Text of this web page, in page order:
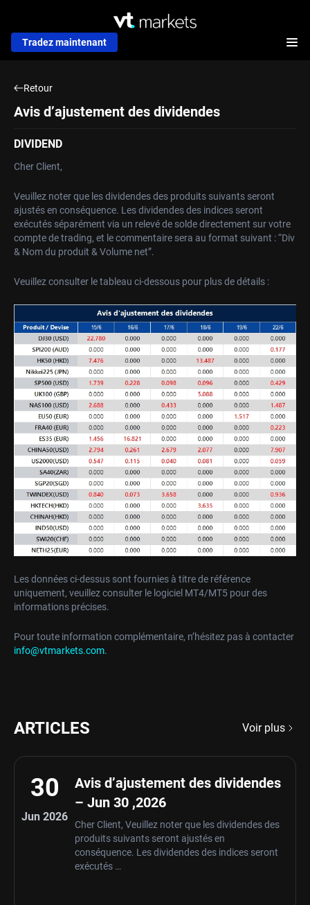
Tradez maintenant
Retour
Avis d’ajustement des dividendes
DIVIDEND
Cher Client,
Veuillez noter que les dividendes des produits suivants seront
ajustés en conséquence. Les dividendes des indices seront
exécutés séparément via un relevé de solde directement sur votre
compte de trading, et le commentaire sera au format suivant : “Div
& Nom du produit & Volume net”.
Veuillez consulter le tableau ci-dessous pour plus de détails :
Les données ci-dessus sont fournies à titre de référence
uniquement, veuillez consulter le logiciel MT4/MT5 pour des
informations précises.
Pour toute information complémentaire, n’hésitez pas à contacter
info@vtmarkets.com.
ARTICLES Voir plus
30
Jun 2026
Avis d’ajustement des dividendes
– Jun 30 ,2026
Cher Client, Veuillez noter que les dividendes des
produits suivants seront ajustés en
conséquence. Les dividendes des indices seront
exécutés …